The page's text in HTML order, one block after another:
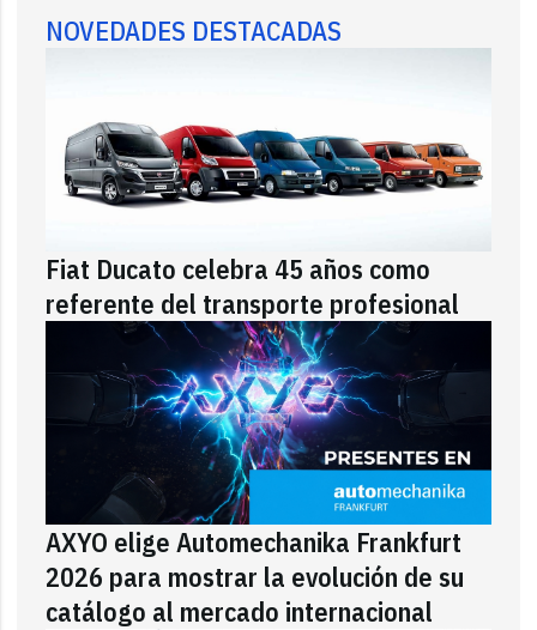
NOVEDADES DESTACADAS
Fiat Ducato celebra 45 años como
referente del transporte profesional
AXYO elige Automechanika Frankfurt
2026 para mostrar la evolución de su
catálogo al mercado internacional